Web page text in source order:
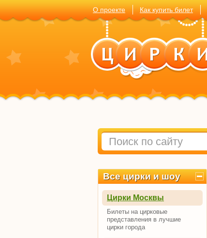
О проекте Как купить билет
Все цирки и шоу
Цирки Москвы
Билеты на цирковые
представления в лучшие
цирки города